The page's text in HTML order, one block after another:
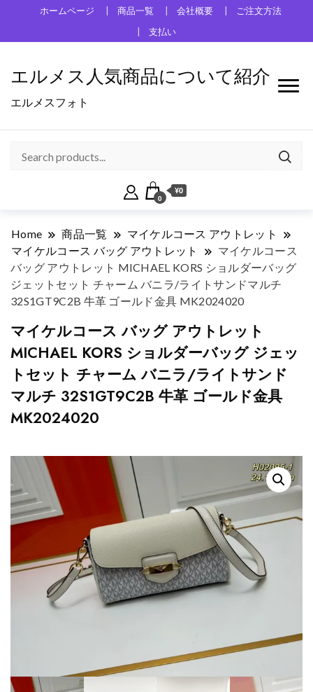
ホームページ 商品一覧 会社概要
ご注文方法
支払い
エルメス人気商品について紹介
エルメスフォト
0
¥0
Home 商品一覧
マイケルコース アウトレット
マイケルコース バッグ アウトレット
マイケルコース
バッグ アウトレット MICHAEL KORS ショルダーバッグ
ジェットセット チャーム バニラ/ライトサンドマルチ
32S1GT9C2B 牛革 ゴールド金具 MK2024020
マイケルコース バッグ アウトレット
MICHAEL KORS ショルダーバッグ ジェッ
トセット チャーム バニラ/ライトサンド
マルチ 32S1GT9C2B 牛革 ゴールド金具
MK2024020